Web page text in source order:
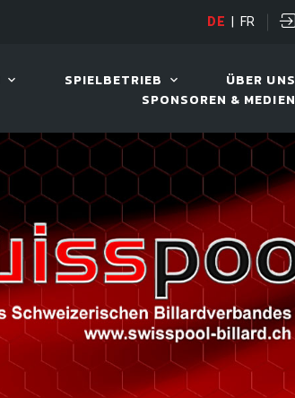
DE FR
SPIELBETRIEB
ÜBER UNS
SPONSOREN & MEDIEN